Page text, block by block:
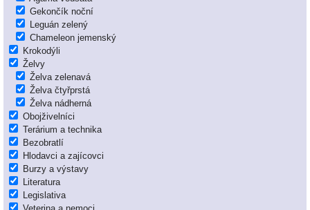
Gekončík noční
Leguán zelený
Chameleon jemenský
Krokodýli
Želvy
Želva zelenavá
Želva čtyřprstá
Želva nádherná
Obojživelníci
Terárium a technika
Bezobratlí
Hlodavci a zajícovci
Burzy a výstavy
Literatura
Legislativa